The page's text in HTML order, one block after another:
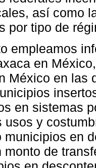
así como
por tipo de
empleamos
en
México en las
en sistemas
usos y
municipios en
monto de